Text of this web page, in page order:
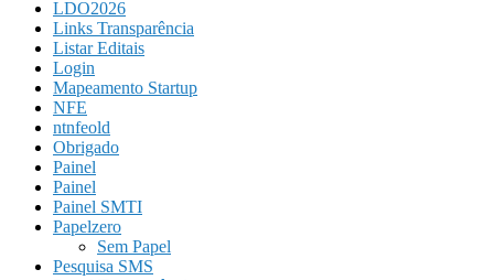
LDO2026
Links Transparência
Listar Editais
Login
Mapeamento Startup
NFE
ntnfeold
Obrigado
Painel
Painel
Painel SMTI
Papelzero
Sem Papel
Pesquisa SMS